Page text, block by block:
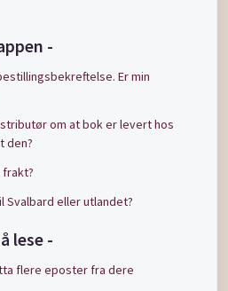
-
Er min
om at bok er levert hos
den?
Svalbard eller utlandet?
lese -
flere eposter fra dere